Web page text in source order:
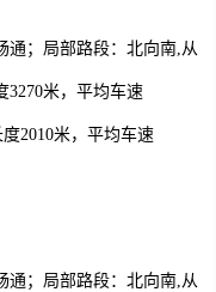
通；局部路段：北向南,从
3270米，平均车速
2010米，平均车速
通；局部路段：北向南,从